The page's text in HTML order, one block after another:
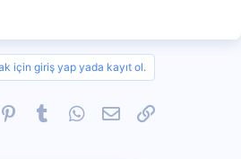
için giriş yap yada kayıt ol.
PinterestTumblrWhatsApp
E-postaLink